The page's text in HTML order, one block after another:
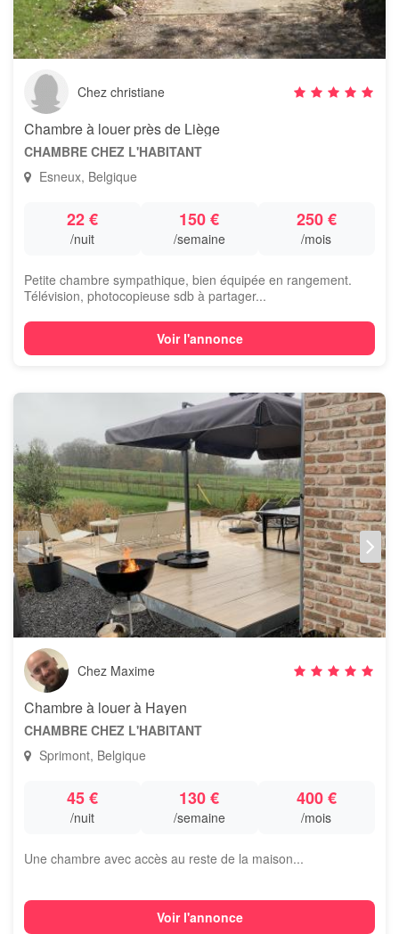
Chez christiane
Chambre à louer près de Liège
CHAMBRE CHEZ L'HABITANT
Esneux, Belgique
22 €
/nuit
150 €
/semaine
250 €
/mois
Petite chambre sympathique, bien équipée en rangement.
Télévision, photocopieuse sdb à partager...
Voir l'annonce
Chez Maxime
Chambre à louer à Hayen
CHAMBRE CHEZ L'HABITANT
Sprimont, Belgique
45 €
/nuit
130 €
/semaine
400 €
/mois
Une chambre avec accès au reste de la maison...
Voir l'annonce